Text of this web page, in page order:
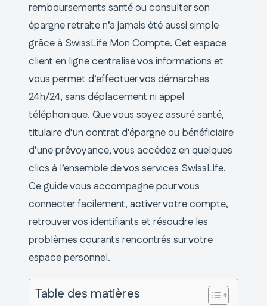
remboursements santé ou consulter son
épargne retraite n’a jamais été aussi simple
grâce à SwissLife Mon Compte. Cet espace
client en ligne centralise vos informations et
vous permet d’effectuer vos démarches
24h/24, sans déplacement ni appel
téléphonique. Que vous soyez assuré santé,
titulaire d’un contrat d’épargne ou bénéficiaire
d’une prévoyance, vous accédez en quelques
clics à l’ensemble de vos services SwissLife.
Ce guide vous accompagne pour vous
connecter facilement, activer votre compte,
retrouver vos identifiants et résoudre les
problèmes courants rencontrés sur votre
espace personnel.
Table des matières